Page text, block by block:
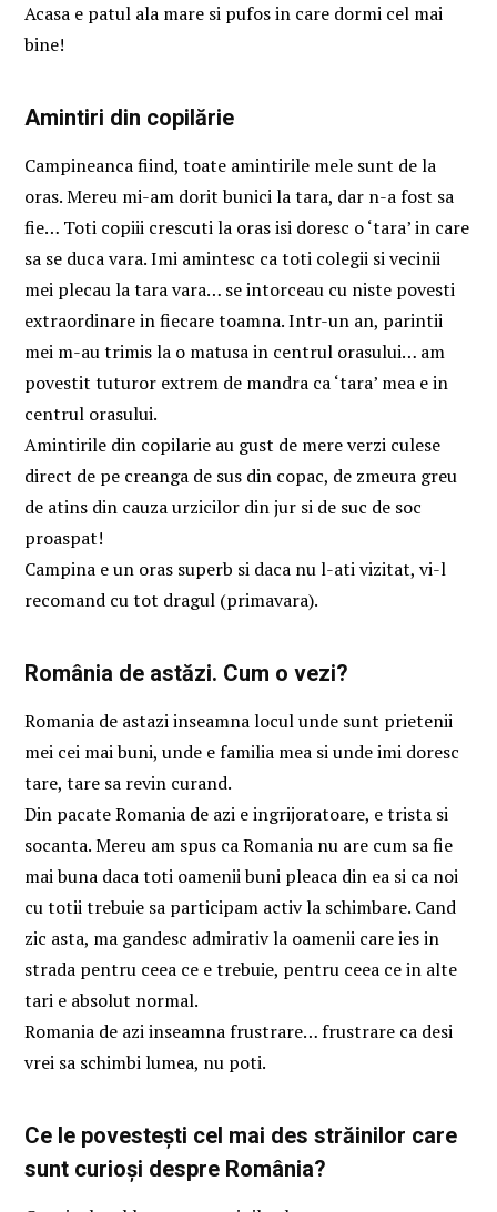
Acasa e patul ala mare si pufos in care dormi cel mai
bine!
Amintiri din copilărie
Campineanca fiind, toate amintirile mele sunt de la
oras. Mereu mi-am dorit bunici la tara, dar n-a fost sa
fie… Toti copiii crescuti la oras isi doresc o ‘tara’ in care
sa se duca vara. Imi amintesc ca toti colegii si vecinii
mei plecau la tara vara… se intorceau cu niste povesti
extraordinare in fiecare toamna. Intr-un an, parintii
mei m-au trimis la o matusa in centrul orasului… am
povestit tuturor extrem de mandra ca ‘tara’ mea e in
centrul orasului.
Amintirile din copilarie au gust de mere verzi culese
direct de pe creanga de sus din copac, de zmeura greu
de atins din cauza urzicilor din jur si de suc de soc
proaspat!
Campina e un oras superb si daca nu l-ati vizitat, vi-l
recomand cu tot dragul (primavara).
România de astăzi. Cum o vezi?
Romania de astazi inseamna locul unde sunt prietenii
mei cei mai buni, unde e familia mea si unde imi doresc
tare, tare sa revin curand.
Din pacate Romania de azi e ingrijoratoare, e trista si
socanta. Mereu am spus ca Romania nu are cum sa fie
mai buna daca toti oamenii buni pleaca din ea si ca noi
cu totii trebuie sa participam activ la schimbare. Cand
zic asta, ma gandesc admirativ la oamenii care ies in
strada pentru ceea ce e trebuie, pentru ceea ce in alte
tari e absolut normal.
Romania de azi inseamna frustrare… frustrare ca desi
vrei sa schimbi lumea, nu poti.
Ce le povestești cel mai des străinilor care
sunt curioși despre România?